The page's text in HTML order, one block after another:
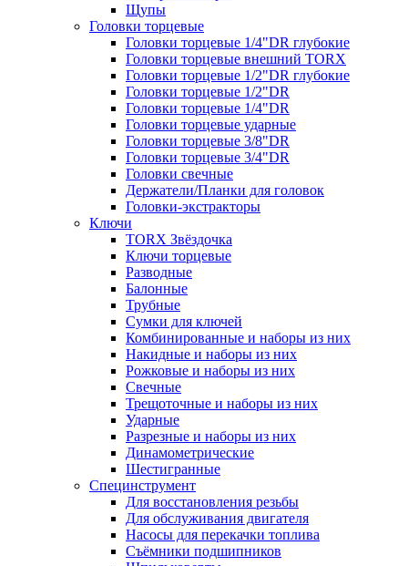
Щупы
Головки торцевые
Головки торцевые 1/4"DR глубокие
Головки торцевые внешний TORX
Головки торцевые 1/2"DR глубокие
Головки торцевые 1/2"DR
Головки торцевые 1/4"DR
Головки торцевые ударные
Головки торцевые 3/8"DR
Головки торцевые 3/4"DR
Головки свечные
Держатели/Планки для головок
Головки-экстракторы
Ключи
TORX Звёздочка
Ключи торцевые
Разводные
Балонные
Трубные
Сумки для ключей
Комбинированные и наборы из них
Накидные и наборы из них
Рожковые и наборы из них
Свечные
Трещоточные и наборы из них
Ударные
Разрезные и наборы из них
Динамометрические
Шестигранные
Специнструмент
Для восстановления резьбы
Для обслуживания двигателя
Насосы для перекачки топлива
Съёмники подшипников